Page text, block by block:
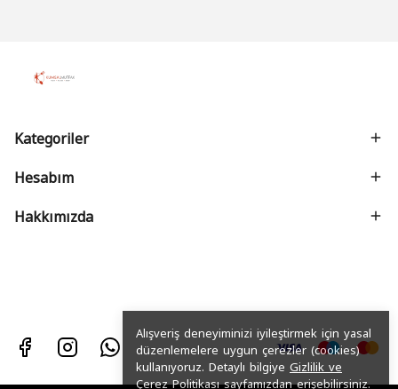
Alışveriş deneyiminizi iyileştirmek için yasal
düzenlemelere uygun çerezler (cookies)
kullanıyoruz. Detaylı bilgiye Gizlilik ve
Çerez Politikasısayfamızdan erişebilirsiniz.
Kategoriler
Hesabım
Hakkımızda